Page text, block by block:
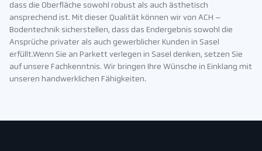
dass die Oberfläche sowohl robust als auch ästhetisch
ansprechend ist. Mit dieser Qualität können wir von ACH –
Bodentechnik sicherstellen, dass das Endergebnis sowohl die
Ansprüche privater als auch gewerblicher Kunden in Sasel
erfüllt.Wenn Sie an Parkett verlegen in Sasel denken, setzen Sie
auf unsere Fachkenntnis. Wir bringen Ihre Wünsche in Einklang mit
unseren handwerklichen Fähigkeiten.